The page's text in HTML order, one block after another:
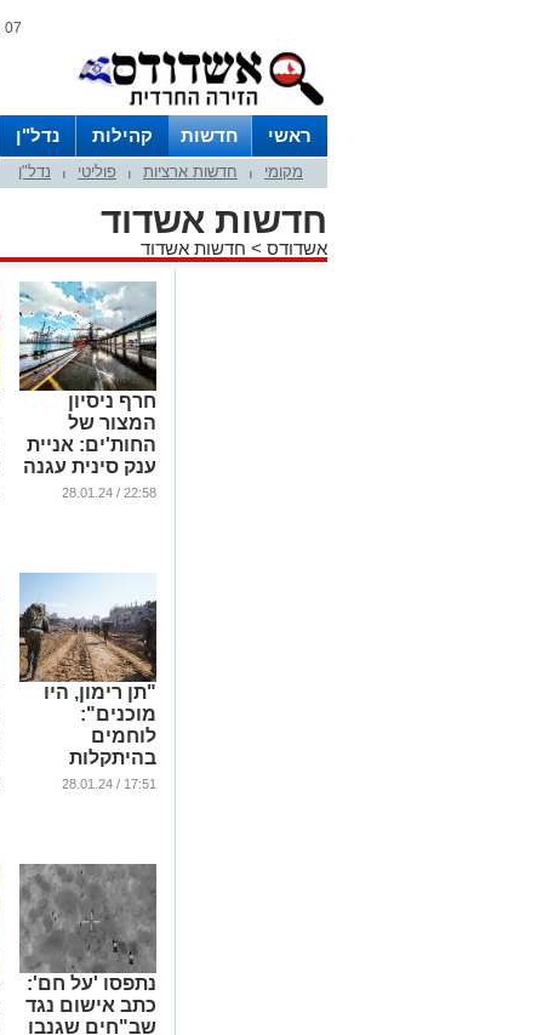
07 אוגוסט 2026 / 11:26
ראשי חדשות קהילות נדל"ן
מקומי חדשות ארציות פוליטי נדל"ן
חדשות אשדוד
אשדודס > חדשות אשדוד
חרף ניסיון
המצור של
החות'ים: אניית
ענק סינית עגנה
ופרקה בנמל
22:58 / 28.01.24
"תן רימון, היו
מוכנים":
לוחמים
בהיתקלות
וחילוץ תחת אש
17:51 / 28.01.24
נתפסו 'על חם':
כתב אישום נגד
שב"חים שגנבו